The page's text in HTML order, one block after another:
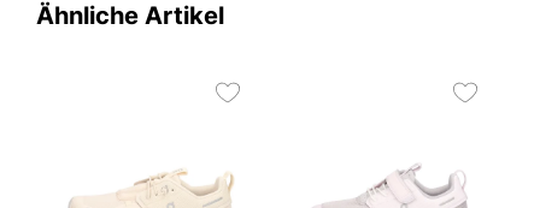
Ähnliche Artikel